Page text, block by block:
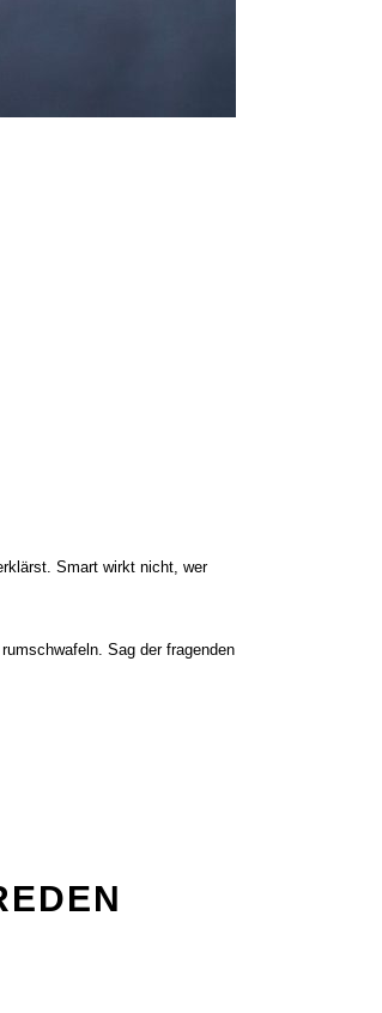
Smart wirkt nicht, wer
Sag der fragenden